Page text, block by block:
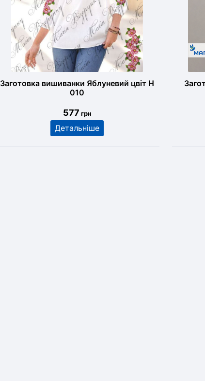
Заготовка вишиванки Яблуневий цвіт Н
010
577 грн
Детальніше